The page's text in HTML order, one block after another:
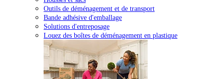
Outils de déménagement et de transport
Bande adhésive d'emballage
Solutions d'entreposage
Louez des boîtes de déménagement en plastique